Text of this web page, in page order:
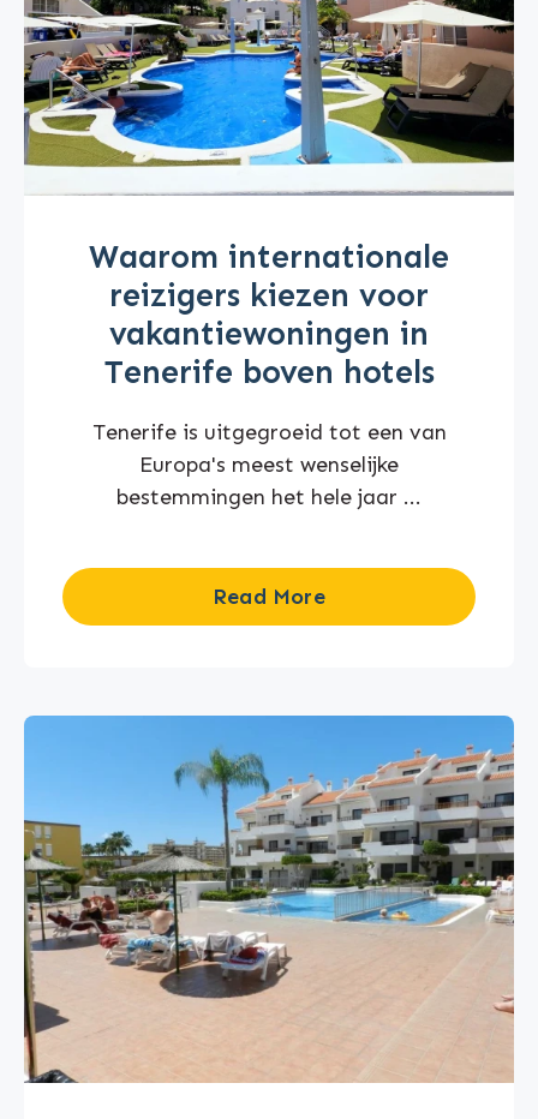
Waarom internationale
reizigers kiezen voor
vakantiewoningen in
Tenerife boven hotels
Tenerife is uitgegroeid tot een van
Europa's meest wenselijke
bestemmingen het hele jaar ...
Read More